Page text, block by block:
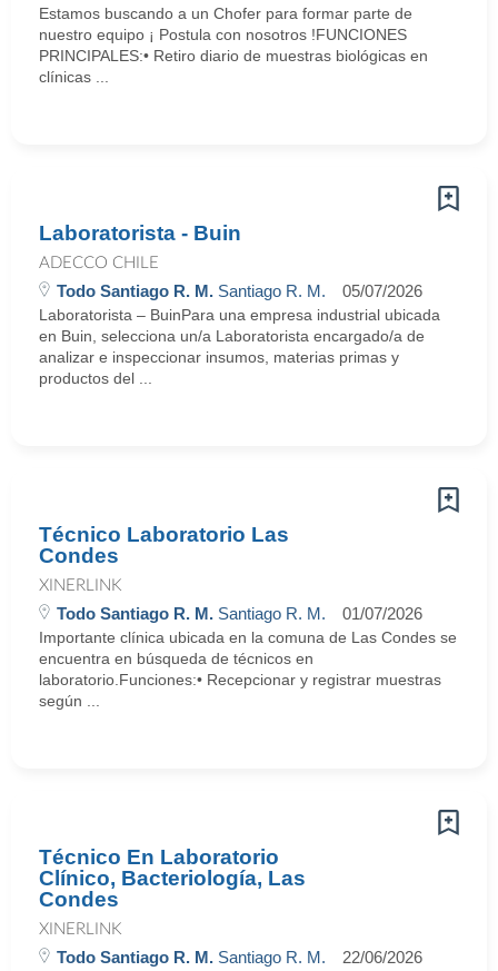
Estamos buscando a un Chofer para formar parte de
nuestro equipo ¡ Postula con nosotros !FUNCIONES
PRINCIPALES:• Retiro diario de muestras biológicas en
clínicas ...
Laboratorista - Buin
ADECCO CHILE
Todo Santiago R. M. Santiago R. M. 05/07/2026
Laboratorista – BuinPara una empresa industrial ubicada
en Buin, selecciona un/a Laboratorista encargado/a de
analizar e inspeccionar insumos, materias primas y
productos del ...
Técnico Laboratorio Las
Condes
XINERLINK
Todo Santiago R. M. Santiago R. M. 01/07/2026
Importante clínica ubicada en la comuna de Las Condes se
encuentra en búsqueda de técnicos en
laboratorio.Funciones:• Recepcionar y registrar muestras
según ...
Técnico En Laboratorio
Clínico, Bacteriología, Las
Condes
XINERLINK
Todo Santiago R. M. Santiago R. M. 22/06/2026